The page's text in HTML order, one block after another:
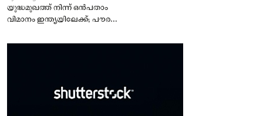
യുദ്ധമുഖത്ത് നിന്ന് ഒൻപതാം
വിമാനം ഇന്ത്യയിലേക്ക്; പൗരന്മാർ
– കേന്ദ്രം